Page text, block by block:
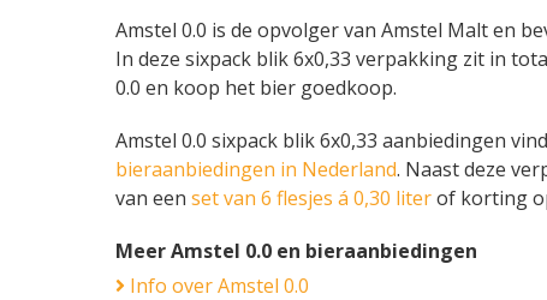
Amstel 0.0 is de opvolger van Amstel Malt en
In deze sixpack blik 6x0,33 verpakking zit in
0.0 en koop het bier goedkoop.
Amstel 0.0 sixpack blik 6x0,33 aanbiedingen
bieraanbiedingen in Nederland. Naast deze
van een set van 6 flesjes á 0,30 literof korting
Meer Amstel 0.0 en bieraanbiedingen
Info over Amstel 0.0